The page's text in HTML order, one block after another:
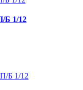
Б 1/12